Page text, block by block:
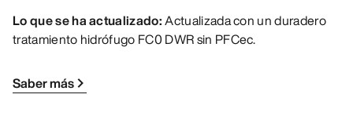
Lo que se ha actualizado:Actualizada con un duradero
tratamiento hidrófugo FC0 DWR sin PFCec.
Saber más